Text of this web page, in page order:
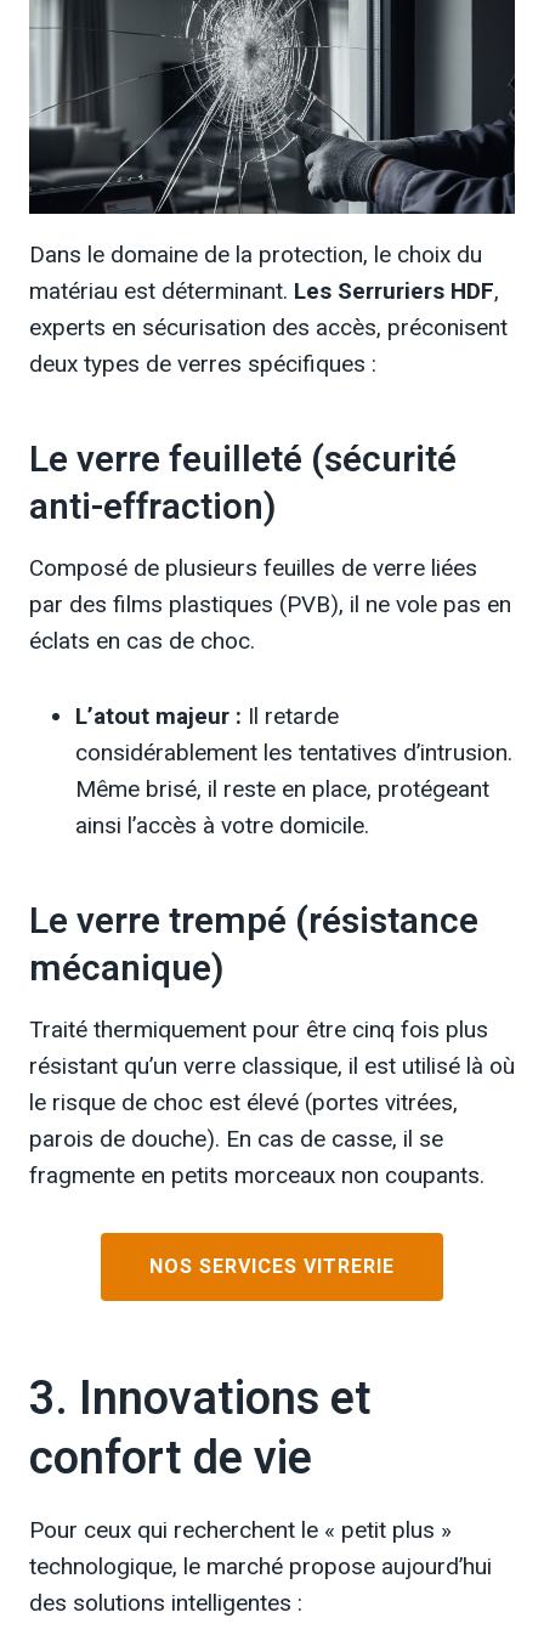
Dans le domaine de la protection, le choix du
matériau est déterminant. Les Serruriers HDF,
experts en sécurisation des accès, préconisent
deux types de verres spécifiques :
Le verre feuilleté (sécurité
anti-effraction)
Composé de plusieurs feuilles de verre liées
par des films plastiques (PVB), il ne vole pas en
éclats en cas de choc.
L’atout majeur : Il retarde
considérablement les tentatives d’intrusion.
Même brisé, il reste en place, protégeant
ainsi l’accès à votre domicile.
Le verre trempé (résistance
mécanique)
Traité thermiquement pour être cinq fois plus
résistant qu’un verre classique, il est utilisé là où
le risque de choc est élevé (portes vitrées,
parois de douche). En cas de casse, il se
fragmente en petits morceaux non coupants.
NOS SERVICES VITRERIE
3. Innovations et
confort de vie
Pour ceux qui recherchent le « petit plus »
technologique, le marché propose aujourd’hui
des solutions intelligentes :